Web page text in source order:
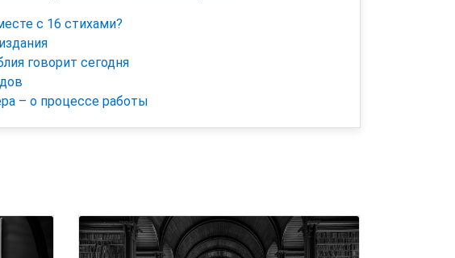
с 16 стихами?
говорит сегодня
– о процессе работы